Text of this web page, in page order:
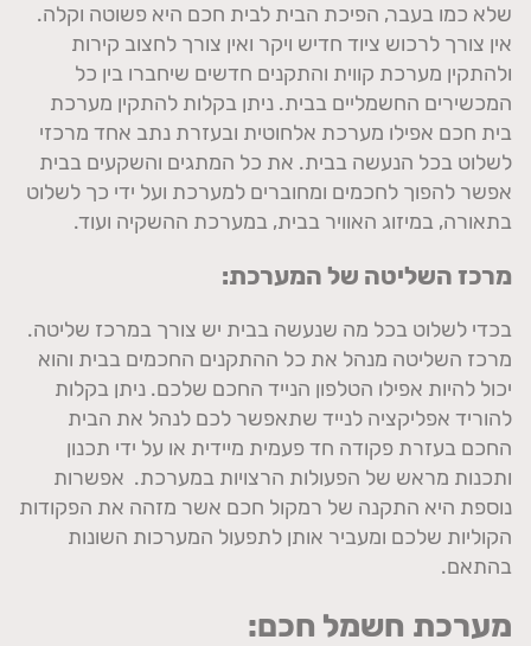
שלא כמו בעבר, הפיכת הבית לבית חכם היא פשוטה וקלה.
אין צורך לרכוש ציוד חדיש ויקר ואין צורך לחצוב קירות
ולהתקין מערכת קווית והתקנים חדשים שיחברו בין כל
המכשירים החשמליים בבית. ניתן בקלות להתקין מערכת
בית חכם אפילו מערכת אלחוטית ובעזרת נתב אחד מרכזי
לשלוט בכל הנעשה בבית. את כל המתגים והשקעים בבית
אפשר להפוך לחכמים ומחוברים למערכת ועל ידי כך לשלוט
בתאורה, במיזוג האוויר בבית, במערכת ההשקיה ועוד.
מרכז השליטה של המערכת:
בכדי לשלוט בכל מה שנעשה בבית יש צורך במרכז שליטה.
מרכז השליטה מנהל את כל ההתקנים החכמים בבית והוא
יכול להיות אפילו הטלפון הנייד החכם שלכם. ניתן בקלות
להוריד אפליקציה לנייד שתאפשר לכם לנהל את הבית
החכם בעזרת פקודה חד פעמית מיידית או על ידי תכנון
ותכנות מראש של הפעולות הרצויות במערכת. אפשרות
נוספת היא התקנה של רמקול חכם אשר מזהה את הפקודות
הקוליות שלכם ומעביר אותן לתפעול המערכות השונות
בהתאם.
מערכת חשמל חכם: